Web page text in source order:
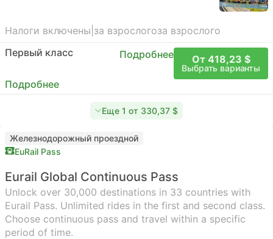
Налоги включены за взрослогоза взрослого
Первый класс
Подробнее От 418,23 $
Выбрать варианты
Подробнее
Еще 1 от 330,37 $
Железнодорожный проездной
EuRail Pass
Eurail Global Continuous Pass
Unlock over 30,000 destinations in 33 countries with
Eurail Pass. Unlimited rides in the first and second class.
Choose continuous pass and travel within a specific
period of time.